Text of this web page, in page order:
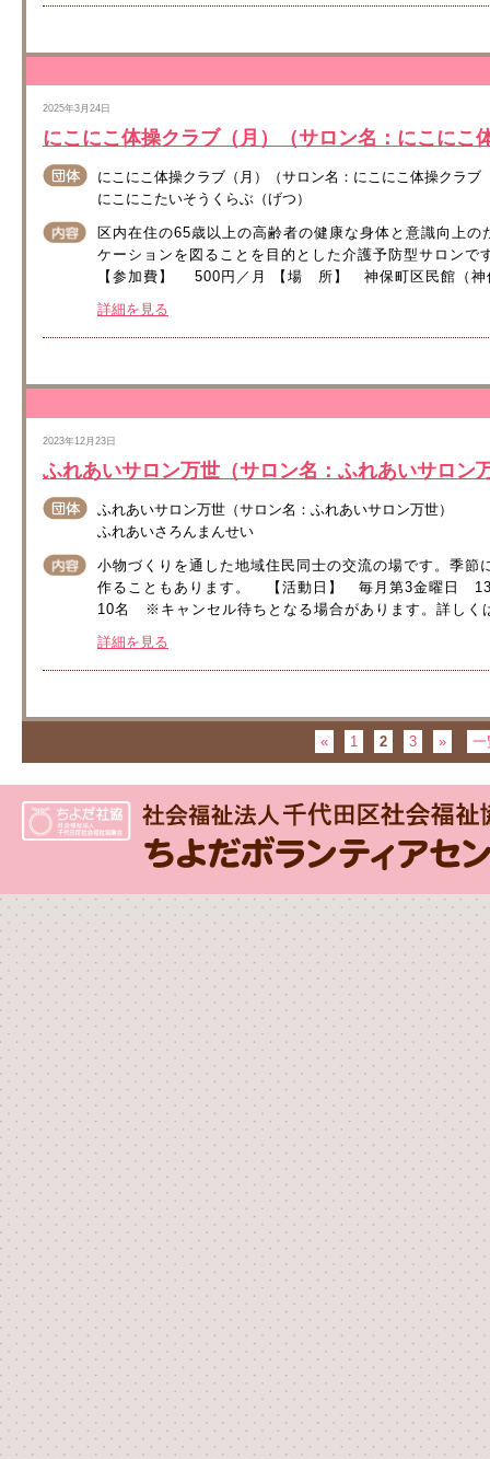
2025年3月24日
にこにこ体操クラブ（月）（サロン名：にこにこ
にこにこ体操クラブ（月）（サロン名：にこにこ体操クラブ
にこにこたいそうくらぶ（げつ）
区内在住の65歳以上の高齢者の健康な身体と意識向上
ケーションを図ることを目的とした介護予防型サロ
【参加費】 500円／月 【場 所】 神保町区民館（神
詳細を見る
2023年12月23日
ふれあいサロン万世（サロン名：ふれあいサロン
ふれあいサロン万世（サロン名：ふれあいサロン万世）
ふれあいさろんまんせい
小物づくりを通した地域住民同士の交流の場です。季
作ることもあります。 【活動日】 毎月第3金曜日
10名 ※キャンセル待ちとなる場合があります。詳し
詳細を見る
« 1 2 3 » 一